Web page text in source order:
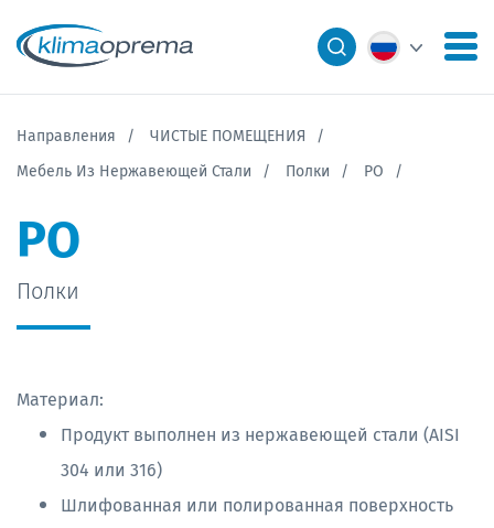
Направления
ЧИСТЫЕ ПОМЕЩЕНИЯ
Мебель Из Нержавеющей Стали
Полки PO
PO
Полки
Материал:
Продукт выполнен из нержавеющей стали (AISI
304 или 316)
Шлифованная или полированная поверхность